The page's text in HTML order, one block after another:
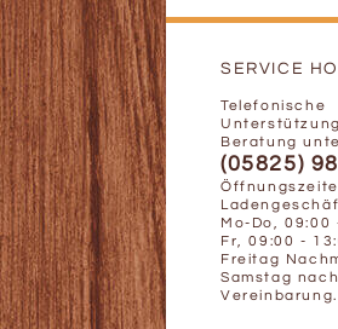
SERVICE
Telefonische
Beratung
(05825)
Mo-Do, 09:00
Fr, 09:00 -
Freitag
Samstag nach
Vereinbarung.